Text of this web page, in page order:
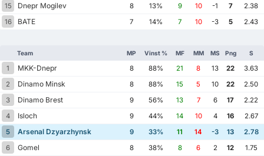
15
Dnepr Mogilev 8 13% 9 10 -1 7
2.38
16
BATE 7 14% 7 10 -3 5 2.43
Team MP Vinst % MF MM MS Png S
1 MKK-Dnepr 8 88% 21 8 13 22
3.63
2
Dinamo Minsk 8 88% 15 5 10 22
2.50
3
Dinamo Brest 9 56% 13 7 6 17
2.22
4
Isloch 9 44% 14 10 4 16
2.67
5
Arsenal Dzyarzhynsk 9 33% 11 14 -3 13
2.78
6
Gomel 8 38% 8 6 2 12
1.75